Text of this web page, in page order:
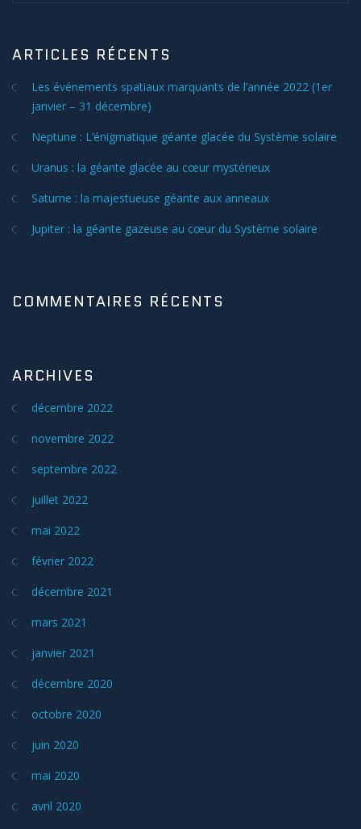
ARTICLES RÉCENTS
Les événements spatiaux marquants de l’année 2022 (1er
janvier – 31 décembre)
Neptune : L’énigmatique géante glacée du Système solaire
Uranus : la géante glacée au cœur mystérieux
Saturne : la majestueuse géante aux anneaux
Jupiter : la géante gazeuse au cœur du Système solaire
COMMENTAIRES RÉCENTS
ARCHIVES
décembre 2022
novembre 2022
septembre 2022
juillet 2022
mai 2022
février 2022
décembre 2021
mars 2021
janvier 2021
décembre 2020
octobre 2020
juin 2020
mai 2020
avril 2020